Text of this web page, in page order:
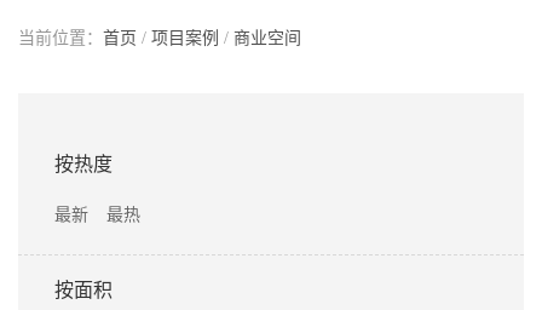
当前位置： 首页 / 项目案例 / 商业空间
按热度
最新 最热
按面积